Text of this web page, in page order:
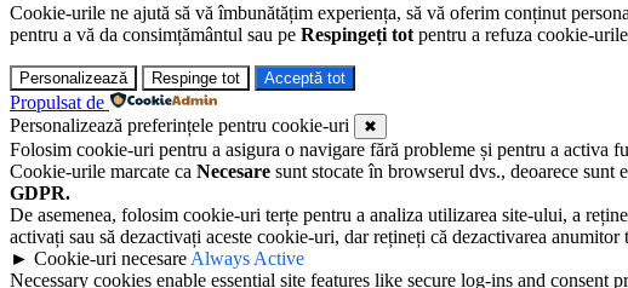
Cookie-urile ne ajută să vă îmbunătățim experiența, să vă oferim conținut
pentru a vă da consimțământul sau pe Respingeți tot pentru a refuza cookie-
Personalizează Respinge tot Acceptă tot
Propulsat de
Personalizează preferințele pentru cookie-uri
✖
Folosim cookie-uri pentru a asigura o navigare fără probleme și pentru a activa
Cookie-urile marcate ca Necesare sunt stocate în browserul dvs., deoarece sunt
GDPR.
De asemenea, folosim cookie-uri terțe pentru a analiza utilizarea site-ului, a
activați sau să dezactivați aceste cookie-uri, dar rețineți că dezactivarea
► Cookie-uri necesare Always Active
Necessary cookies enable essential site features like secure log-ins and consent